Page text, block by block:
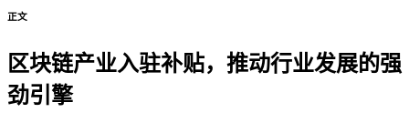
正文
区块链产业入驻补贴，推动行业发展的强
劲引擎